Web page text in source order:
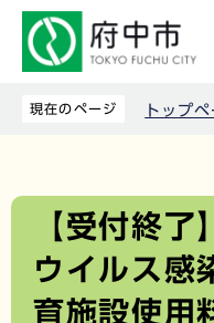
先
現在のページ トップペ
文
【受付終了
ウイルス感
育施設使用